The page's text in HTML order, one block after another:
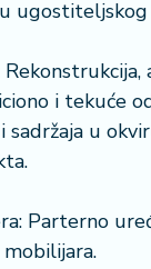
i tekuće
sadržaja u
Parterno